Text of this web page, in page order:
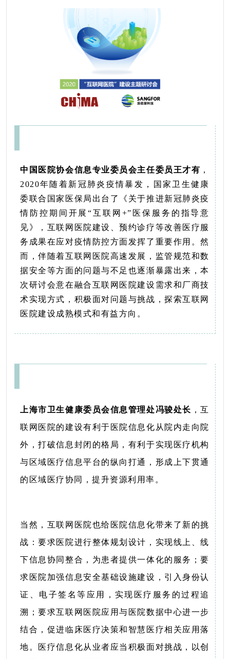
中国医院协会信息专业委员会主任委员王才有 ，
2020年随着新冠肺炎疫情暴发，国家卫生健康
委联合国家医保局出台了《关于推进新冠肺炎疫
情防控期间开展“互联网 +” 医保服务的指导意
见》，互联网医院建设、预约诊疗等改善医疗服
务成果在应对疫情防控方面发挥了重要作用。然
而，伴随着互联网医院高速发展，监管规范和数
据安全等方面的问题与不足也逐渐暴露出来，本
次研讨会意在融合互联网医院建设需求和厂商技
术实现方式，积极面对问题与挑战，探索互联网
医院建设成熟模式和有益方向。
上海市卫生健康委员会信息管理处冯骏处长 ，互
联网医院的建设有利于医院信息化从院内走向院
外，打破信息封闭的格局，有利于实现医疗机构
与区域医疗信息平台的纵向打通，形成上下贯通
的区域医疗协同，提升资源利用率。
当然，互联网医院也给医院信息化带来了新的挑
战：要求医院进行整体规划设计，实现线上、线
下信息协同整合，为患者提供一体化的服务；要
求医院加强信息安全基础设施建设，引入身份认
证、电子签名等应用，实现医疗服务的过程追
溯；要求互联网医院应用与医院数据中心进一步
结合，促进临床医疗决策和智慧医疗相关应用落
地。医疗信息化从业者应当积极面对挑战，以创